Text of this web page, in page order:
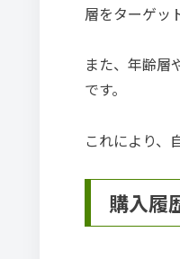
層をターゲッ
また、年齢層
です。
これにより、
購入履